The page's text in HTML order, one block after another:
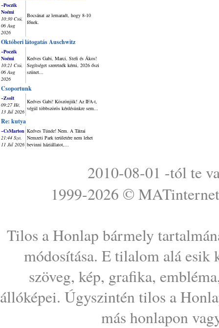
~Poczik
Noémi
10:30 Csü,
06 Aug
2026
Bocsánat az lemaradt, hogy 8-10
főnek.
Októberi látogatás Auschwitz
~Poczik
Noémi
10:21 Csü,
06 Aug
2026
Kedves Gabi, Marci, Stefi és Ákos!
Segítséget szeretnék kérni, 2026 őszi
szünet...
Csoportunk
~Zsolt
09:27 Hé,
13 Júl 2026
Kedves Gabi! Köszönjük! Az IFA-t,
végül többszörös kérdésünkre sem...
Re: kutya
~CsMarton
21:44 Szo,
11 Júl 2026
Kedves Tünde! Nem. A Tátrai
Nemzeti Park területére nem lehet
bevinni háziállatot,...
2010-08-01 -tól te
1999-2026 © MATinternet
Tilos a Honlap bármely
módosítása. E tilalom alá esik
szöveg, kép, grafika,
állóképei. Úgyszintén tilos a
más honlapon